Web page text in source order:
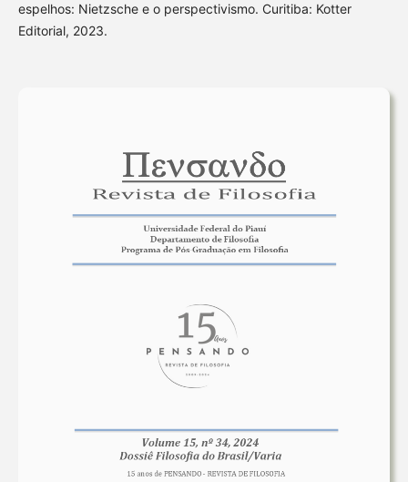
espelhos: Nietzsche e o perspectivismo. Curitiba: Kotter
Editorial, 2023.